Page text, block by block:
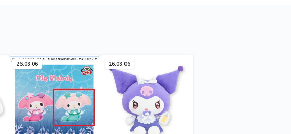
26.08.06 26.08.06